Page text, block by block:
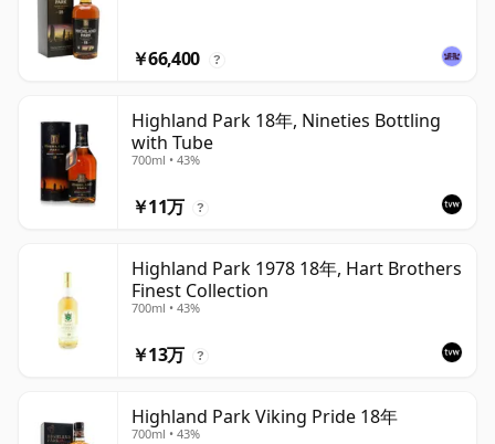
￥66,400 ?
Highland Park 18年, Nineties Bottling
with Tube
700ml • 43%
￥11万 ?
Highland Park 1978 18年, Hart Brothers
Finest Collection
700ml • 43%
￥13万 ?
Highland Park Viking Pride 18年
700ml • 43%